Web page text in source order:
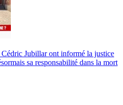
Jubillar ont informé la justice
sa responsabilité dans la mort